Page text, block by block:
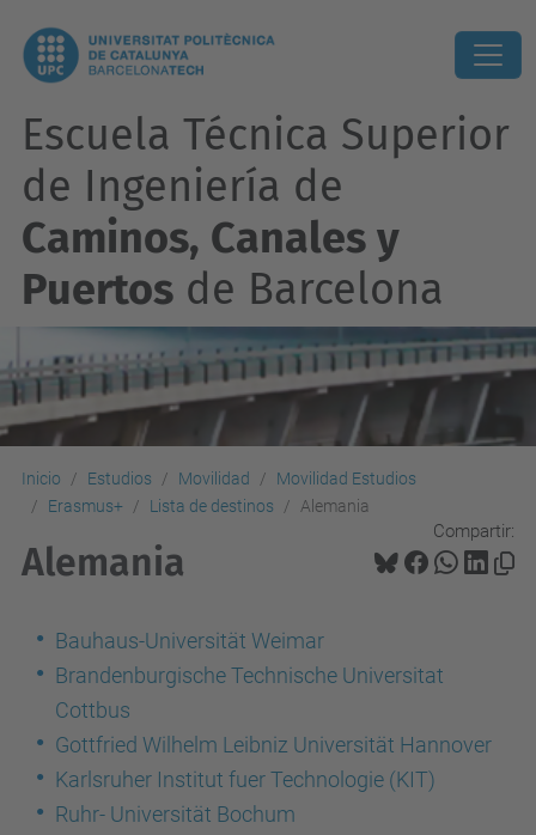
Escuela Técnica Superior
de Ingeniería de
Caminos, Canales y
Puertos de Barcelona
Inicio Estudios Movilidad
Movilidad Estudios
Erasmus+
Lista de destinos Alemania
Compartir:
Alemania
Bauhaus-Universität Weimar
Brandenburgische Technische Universitat
Cottbus
Gottfried Wilhelm Leibniz Universität Hannover
Karlsruher Institut fuer Technologie (KIT)
Ruhr- Universität Bochum